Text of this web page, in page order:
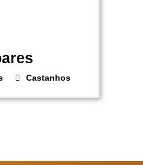
Castanhos